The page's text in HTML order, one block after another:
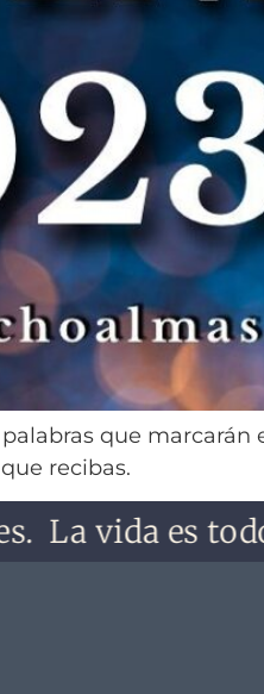
que marcarán
recibas.
vida es todo lo